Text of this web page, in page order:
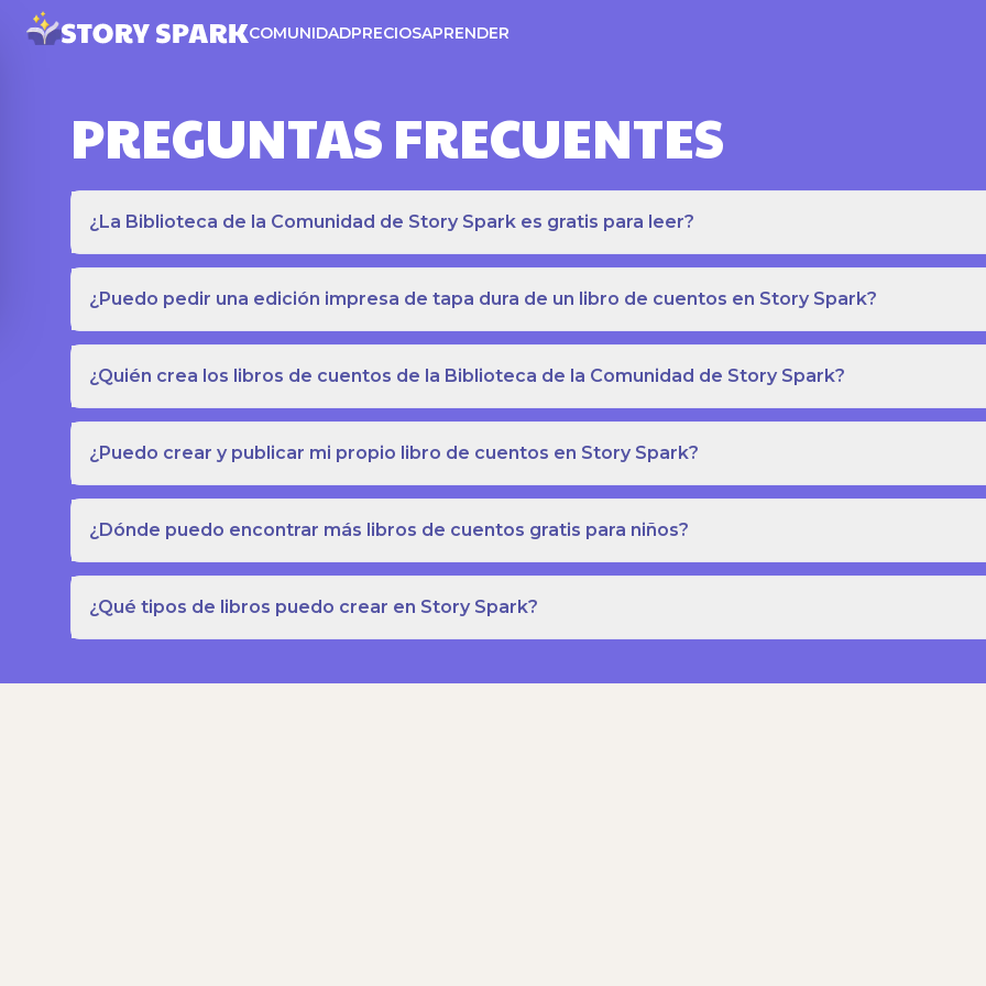
COMUNIDADPRECIOSAPRENDER
PREGUNTAS FRECUENTES
¿La Biblioteca de la Comunidad de Story Spark es gratis para leer?
¿Puedo pedir una edición impresa de tapa dura de un libro de cuentos en Story Spark?
¿Quién crea los libros de cuentos de la Biblioteca de la Comunidad de Story Spark?
¿Puedo crear y publicar mi propio libro de cuentos en Story Spark?
¿Dónde puedo encontrar más libros de cuentos gratis para niños?
¿Qué tipos de libros puedo crear en Story Spark?